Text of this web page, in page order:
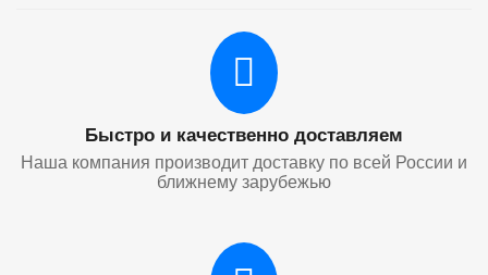
Быстро и качественно доставляем
Наша компания производит доставку по всей России и
ближнему зарубежью